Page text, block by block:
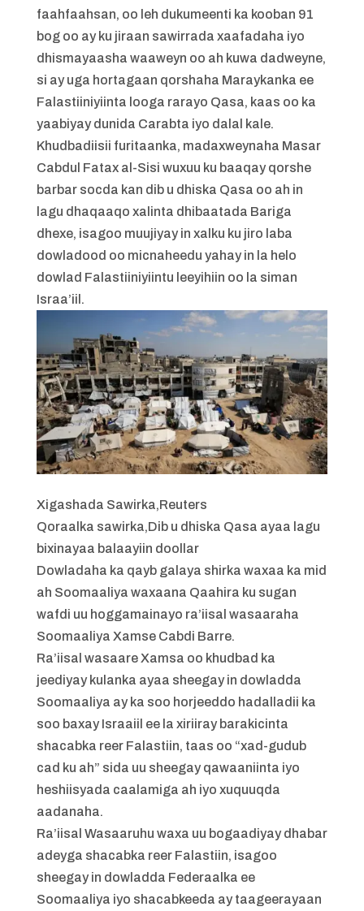
faahfaahsan, oo leh dukumeenti ka kooban 91
bog oo ay ku jiraan sawirrada xaafadaha iyo
dhismayaasha waaweyn oo ah kuwa dadweyne,
si ay uga hortagaan qorshaha Maraykanka ee
Falastiiniyiinta looga rarayo Qasa, kaas oo ka
yaabiyay dunida Carabta iyo dalal kale.
Khudbadiisii furitaanka, madaxweynaha Masar
Cabdul Fatax al-Sisi wuxuu ku baaqay qorshe
barbar socda kan dib u dhiska Qasa oo ah in
lagu dhaqaaqo xalinta dhibaatada Bariga
dhexe, isagoo muujiyay in xalku ku jiro laba
dowladood oo micnaheedu yahay in la helo
dowlad Falastiiniyiintu leeyihiin oo la siman
Israa’iil.
Xigashada Sawirka,Reuters
Qoraalka sawirka,Dib u dhiska Qasa ayaa lagu
bixinayaa balaayiin doollar
Dowladaha ka qayb galaya shirka waxaa ka mid
ah Soomaaliya waxaana Qaahira ku sugan
wafdi uu hoggamainayo ra’iisal wasaaraha
Soomaaliya Xamse Cabdi Barre.
Ra’iisal wasaare Xamsa oo khudbad ka
jeediyay kulanka ayaa sheegay in dowladda
Soomaaliya ay ka soo horjeeddo hadalladii ka
soo baxay Israaiil ee la xiriiray barakicinta
shacabka reer Falastiin, taas oo “xad-gudub
cad ku ah” sida uu sheegay qawaaniinta iyo
heshiisyada caalamiga ah iyo xuquuqda
aadanaha.
Ra’iisal Wasaaruhu waxa uu bogaadiyay dhabar
adeyga shacabka reer Falastiin, isagoo
sheegay in dowladda Federaalka ee
Soomaaliya iyo shacabkeeda ay taageerayaan